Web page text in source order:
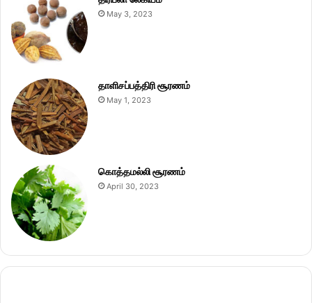
May 3, 2023
தாளிசப்பத்திரி சூரணம்
May 1, 2023
கொத்தமல்லி சூரணம்
April 30, 2023